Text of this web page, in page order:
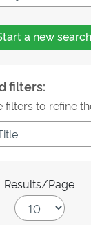
a new search
filters:
filters to refine
Results/Page